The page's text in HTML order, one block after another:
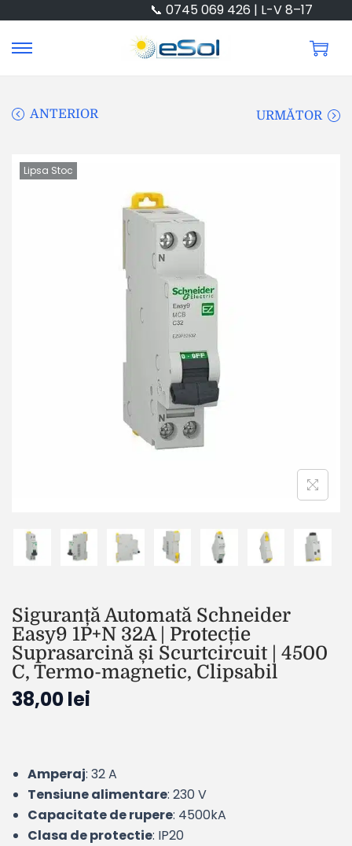
📞 0745 069 426 | L-V 8–17
ANTERIOR URMĂTOR
Lipsa Stoc
Siguranță Automată Schneider
Easy9 1P+N 32A | Protecție
Suprasarcină și Scurtcircuit | 4500
C, Termo-magnetic, Clipsabil
38,00lei
Amperaj: 32 A
Tensiune alimentare: 230 V
Capacitate de rupere: 4500kA
Clasa de protectie: IP20